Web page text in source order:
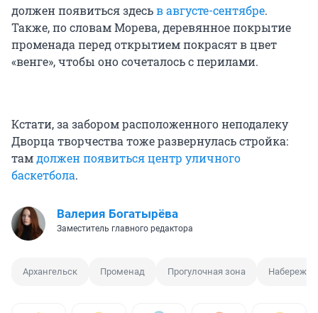
должен появиться здесьв августе-сентябре.
Также, по словам Морева, деревянное покрытие
променада перед открытием покрасят в цвет
«венге», чтобы оно сочеталось с перилами.
Кстати, за забором расположенного неподалеку
Дворца творчества тоже развернулась стройка:
тамдолжен появиться центр уличного
баскетбола.
Валерия Богатырёва
Заместитель главного редактора
Архангельск Променад Прогулочная зона